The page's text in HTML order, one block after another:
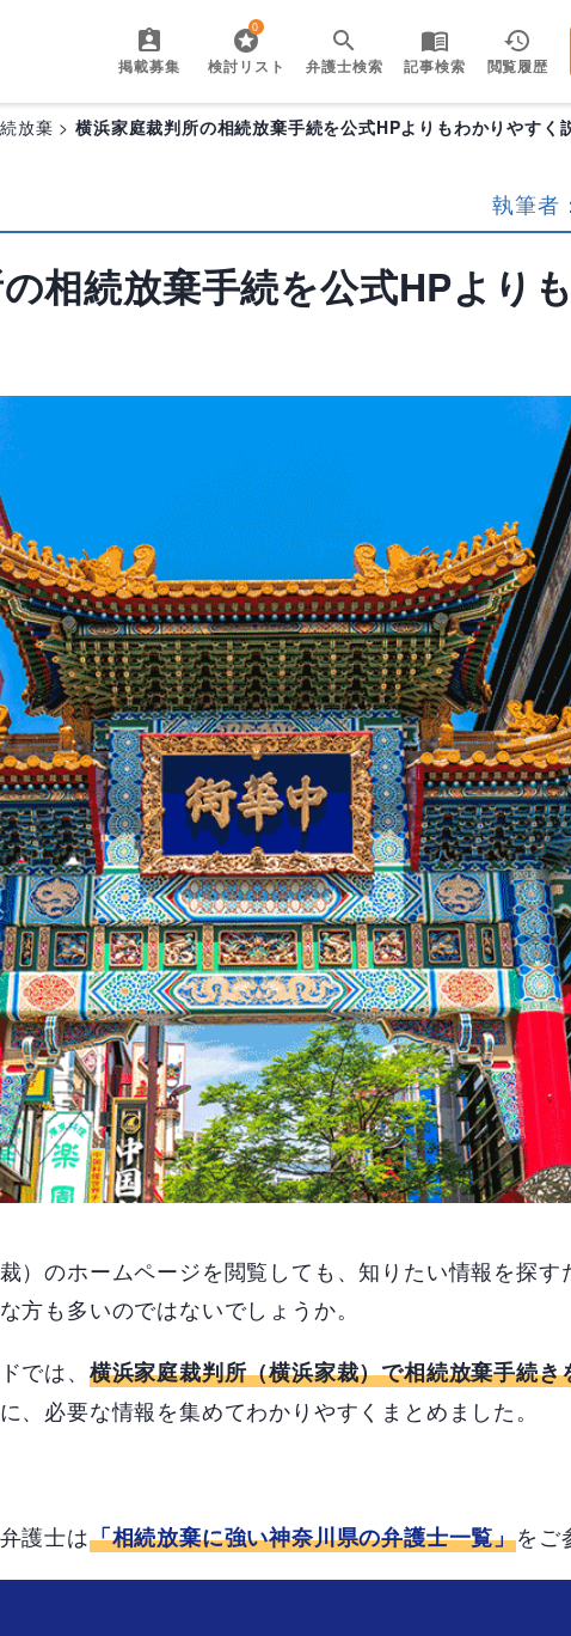
掲載募集
0
検討リスト 弁護士検索 記事検索 閲覧履歴
放棄 横浜家庭裁判所の相続放棄手続を公式HPよりもわかりやすく
執筆者：
相続放棄手続を公式HPより
）のホームページを閲覧しても、知りたい情報を探
も多いのではないでしょうか。
では、 横浜家庭裁判所（横浜家裁）で相続放棄手続
、必要な情報を集めてわかりやすくまとめました。
護士は「相続放棄に強い神奈川県の弁護士一覧」をご